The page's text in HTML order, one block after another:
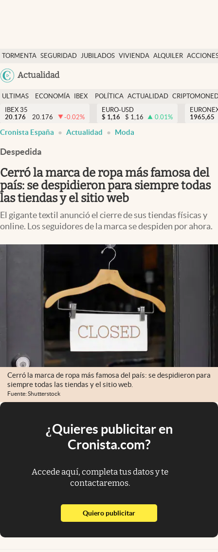
TORMENTA SEGURIDAD JUBILADOS VIVIENDA ALQUILER
USA
Actualidad
Economía y finanzas
Política
Actualidad
Criptomonedas
España
ULTIMAS
NOTICIAS
ECONOMÍA
FINANZAS
IBEX
EURO
POLÍTICA ACTUALIDAD
IBEX 35
20.176
20.176 -0.02%
EURO-USD
$ 1,16 $ 1,16 0.01%
1965,65
Cronista España Actualidad Moda
Despedida
Cerró la marca de ropa más famosa del
país: se despidieron para siempre todas
las tiendas y el sitio web
El gigante textil anunció el cierre de sus tiendas físicas y
online. Los seguidores de la marca se despiden por ahora.
Cerró la marca de ropa más famosa del país: se despidieron para
siempre todas las tiendas y el sitio web.
Fuente: Shutterstock
¿Quieres publicitar en
Cronista.com?
Accede aquí, completa tus datos y te
contactaremos.
Quiero publicitarabre en nueva pestaña